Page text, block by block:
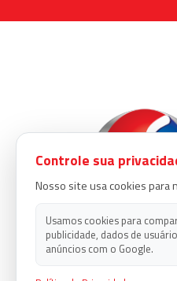
Controle sua
Nosso site usa cookies para
Usamos cookies para
publicidade, dados de
anúncios com o Google.